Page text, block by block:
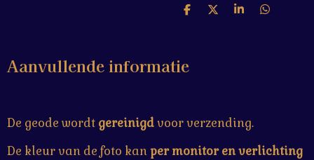
D
n
D
S
D
Aanvullende informatie
De geode wordt gereinigdvoor verzending.
De kleur van de foto kanper monitor en verlichting